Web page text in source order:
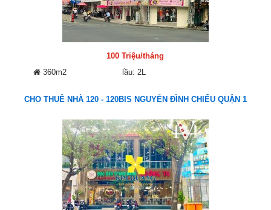
100 Triệu/tháng
360m2
lầu: 2L
CHO THUÊ NHÀ 120 - 120BIS NGUYỄN ĐÌNH CHIỂU QUẬN 1